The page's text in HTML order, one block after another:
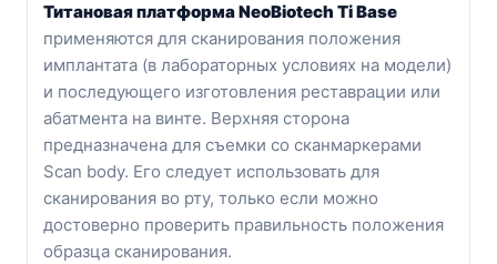
Титановая платформа NeoBiotech Ti Base
применяются для сканирования положения
имплантата (в лабораторных условиях на модели)
и последующего изготовления реставрации или
абатмента на винте. Верхняя сторона
предназначена для съемки со сканмаркерами
Scan body. Его следует использовать для
сканирования во рту, только если можно
достоверно проверить правильность положения
образца сканирования.